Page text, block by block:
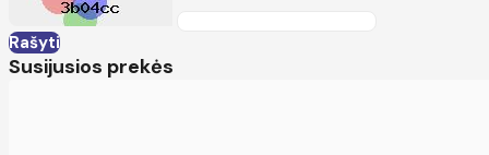
Rašyti
Susijusios prekės